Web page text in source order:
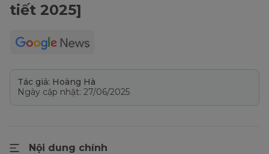
tiết 2025]
Tác giả: Hoàng Hà
Ngày cập nhật: 27/06/2025
Nội dung chính